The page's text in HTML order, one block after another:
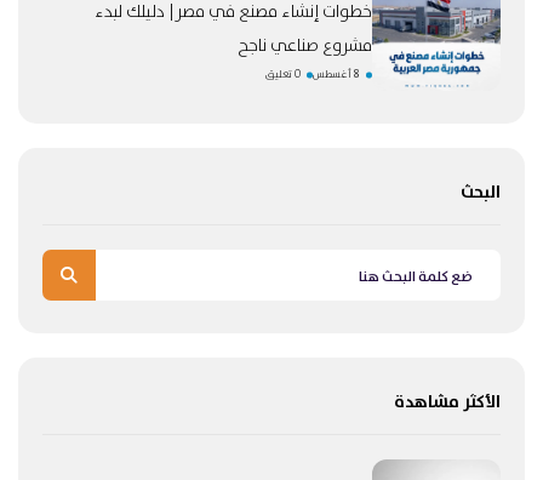
خطوات إنشاء مصنع في مصر| دليلك لبدء
مشروع صناعي ناجح
8 أغسطس 0 تعليق
البحث
الأكثر مشاهدة